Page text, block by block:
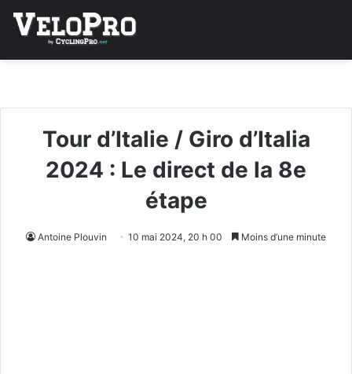
Tour d’Italie / Giro d’Italia
2024 : Le direct de la 8e
étape
Antoine Plouvin 10 mai 2024, 20 h 00 Moins d’une minute